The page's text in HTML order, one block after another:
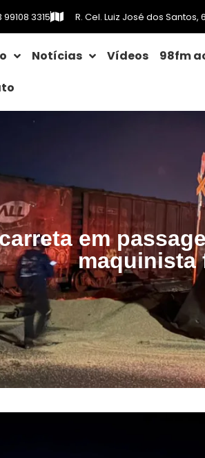
3315 R. Cel. Luiz José dos
Notícias Vídeos 98fm
em
maquinista